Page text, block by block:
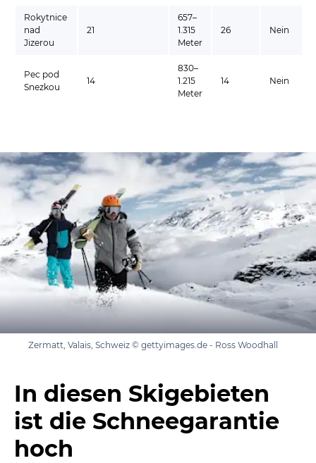
Rokytnice
nad
Jizerou
21
657–
1.315
Meter
26 Nein
Pec pod
Snezkou
14
830–
1.215
Meter
14 Nein
Zermatt, Valais, Schweiz © gettyimages.de - Ross Woodhall
In diesen Skigebieten
ist die Schneegarantie
hoch